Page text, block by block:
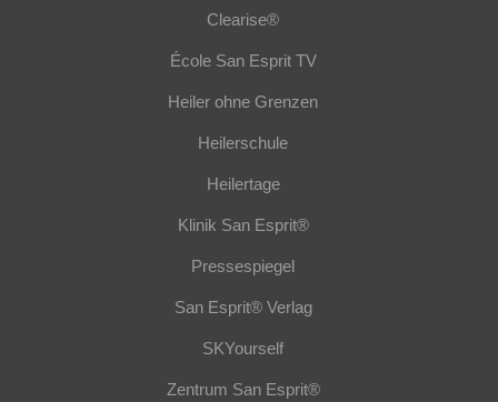
Clearise®
École San Esprit TV
Heiler ohne Grenzen
Heilerschule
Heilertage
Klinik San Esprit®
Pressespiegel
San Esprit® Verlag
SKYourself
Zentrum San Esprit®